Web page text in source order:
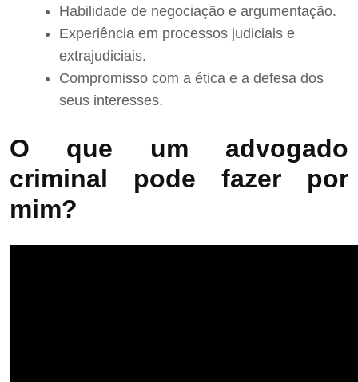
Habilidade de negociação e argumentação.
Experiência em processos judiciais e
extrajudiciais.
Compromisso com a ética e a defesa dos
seus interesses.
O que um advogado
criminal pode fazer por
mim?